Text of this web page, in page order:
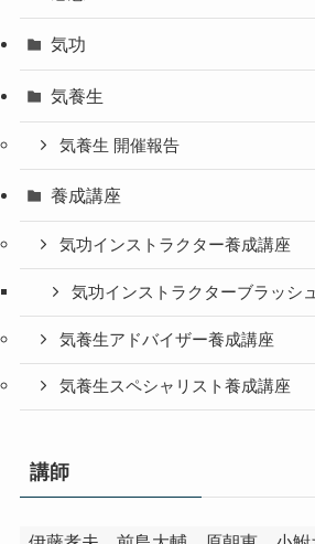
気功
気養生
気養生 開催報告
養成講座
気功インストラクター養成講座
気功インストラクターブラッシ
気養生アドバイザー養成講座
気養生スペシャリスト養成講座
講師